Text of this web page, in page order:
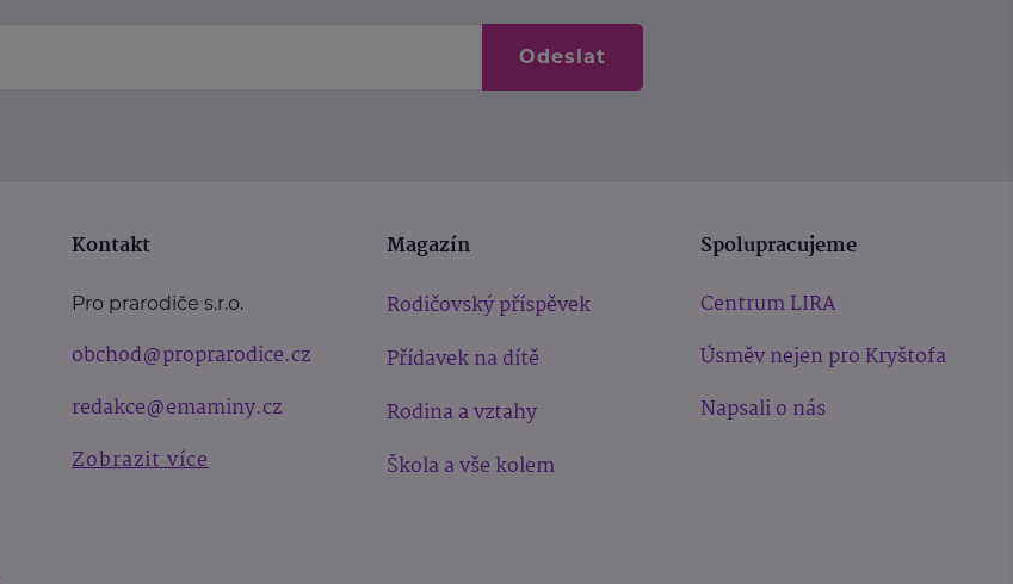
Odeslat
Kontakt
Pro prarodiče s.r.o.
obchod@proprarodice.cz
redakce@emaminy.cz
Zobrazit více
Magazín
Rodičovský příspěvek
Přídavek na dítě
Rodina a vztahy
Škola a vše kolem
Spolupracujeme
Centrum LIRA
Úsměv nejen pro Kryštofa
Napsali o nás